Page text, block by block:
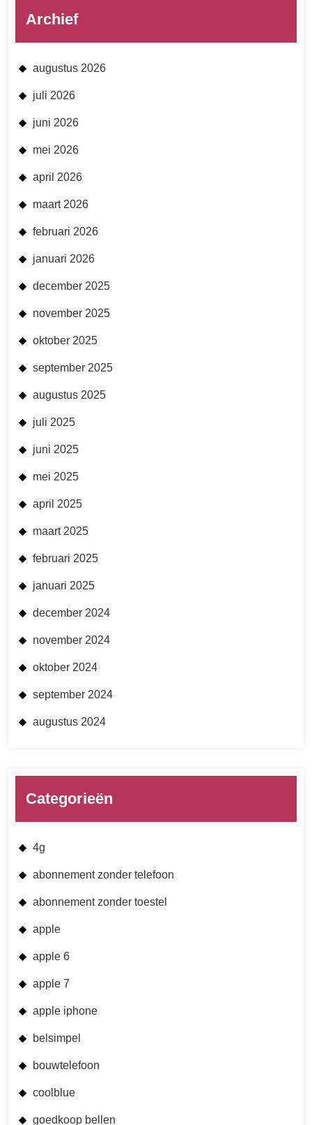
Archief
augustus 2026
juli 2026
juni 2026
mei 2026
april 2026
maart 2026
februari 2026
januari 2026
december 2025
november 2025
oktober 2025
september 2025
augustus 2025
juli 2025
juni 2025
mei 2025
april 2025
maart 2025
februari 2025
januari 2025
december 2024
november 2024
oktober 2024
september 2024
augustus 2024
Categorieën
4g
abonnement zonder telefoon
abonnement zonder toestel
apple
apple 6
apple 7
apple iphone
belsimpel
bouwtelefoon
coolblue
goedkoop bellen